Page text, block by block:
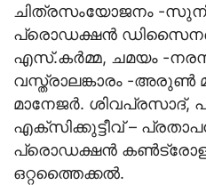
ചിത്രസംയോജനം -
പ്രൊഡക്ഷന്‍
എസ്.കര്‍മ്മ, ചമയം -
വസ്ത്രാലങ്കാരം -
മാനേജര്‍. ശിവപ്രസാദ്,
എക്‌സിക്കുട്ടീവ് –
പ്രൊഡക്ഷന്‍
ഒറ്റത്തൈക്കല്‍.